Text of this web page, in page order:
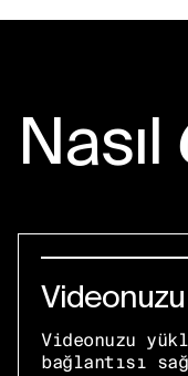
Nasıl
Videonuzu
bağlantısı